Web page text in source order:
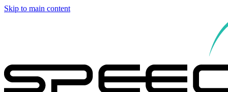
Skip to main content